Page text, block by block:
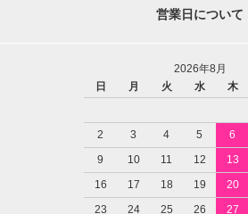
営業日について
2026年8月
日
月 火 水 木
2
3 4 5 6
9
10 11 12 13
16
17 18 19 20
23
24 25 26 27